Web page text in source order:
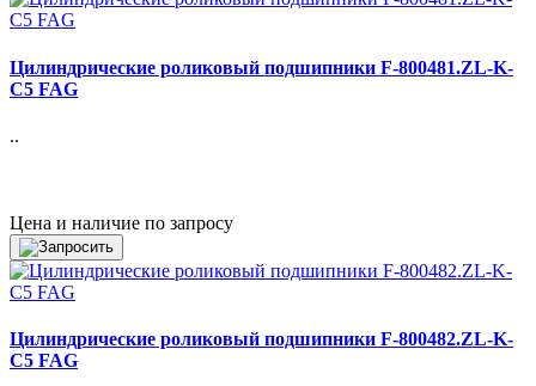
Цилиндрические роликовый подшипники F-800481.ZL-K-
C5 FAG
..
Цена и наличие по запросу
Цилиндрические роликовый подшипники F-800482.ZL-K-
C5 FAG